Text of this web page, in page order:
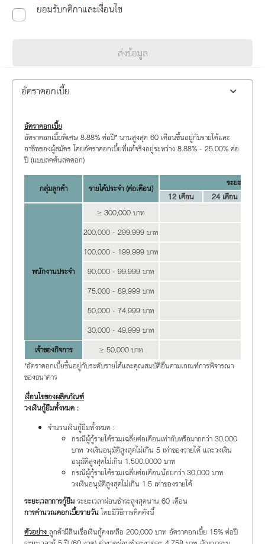
ยอมรับกติกาและเงื่อนไข
ส่งข้อมูล
อัตราดอกเบี้ย
อัตราดอกเบี้ย
อัตราดอกเบี้ยพิเศษ 8.88% ต่อปี* นานสูงสุด 60 เดือนขึ้นอยู่กับรายได้และ
อาชีพของผู้สมัคร โดยอัตราดอกเบี้ยที่แท้จริงอยู่ระหว่าง 8.88% - 25.00% ต่อ
ปี (แบบลดต้นลดดอก)
กลุ่มลูกค้า รายได้ประจำ (ต่อเดือน)
ระยะเวลาผ่
12 เดือน
24 เดือน
พนักงานประจำ
≥ 300,000 บาท
200,000 - 299,999 บาท
100,000 - 199,999 บาท
90,000 - 99,999 บาท
75,000 - 89,999 บาท
50,000 - 74,999 บาท
30,000 - 49,999 บาท
เจ้าของกิจการ
≥ 50,000 บาท
*อัตราดอกเบี้ยขึ้นอยู่กับระดับรายได้และคุณสมบัติอื่นตามเกณฑ์การพิจารณา
ของธนาคาร
เงื่อนไขของผลิตภัณฑ์
วงเงินกู้ยืมทั้งหมด :
จำนวนเงินกู้ยืมทั้งหมด :
กรณีผู้กู้รายได้รวมเฉลี่ยต่อเดือนเท่ากับหรือมากกว่า 30,000
บาท วงเงินอนุมัติสูงสุดไม่เกิน 5 เท่าของรายได้ และวงเงิน
อนุมัติสูงสุดไม่เกิน 1,500,0000 บาท
กรณีผู้กู้รายได้รวมเฉลี่ยต่อเดือนน้อยกว่า 30,000 บาท
วงเงินอนุมัติสูงสุดไม่เกิน 1.5 เท่าของรายได้
ระยะเวลาการกู้ยืม ระยะเวลาผ่อนชำระสูงสุดนาน 60 เดือน
การคำนวณดอกเบี้ยรายวันโดยมีวิธีการคิดดังนี้
ตัวอย่าง ลูกค้ามีสินเชื่อเงินกู้คงเหลือ 200,000 บาท อัตราดอกเบี้ย 15% ต่อปี